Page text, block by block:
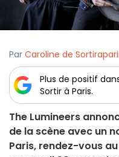
Par Caroline de
Plus de positif
Sortir à Paris.
The Lumineers
de la scène avec un
Paris, rendez-vous